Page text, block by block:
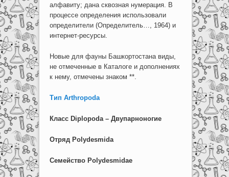
алфавиту; дана сквозная нумерация. В
процессе определения использовали
определители (Определитель…, 1964) и
интернет-ресурсы.
Новые для фауны Башкортостана виды,
не отмеченные в Каталоге и дополнениях
к нему, отмечены знаком **.
Тип Arthropoda
Класс Diplopoda– Двупарноногие
Отряд Polydesmida
Семейство Polydesmidae